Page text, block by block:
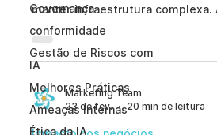
Governança
conformidade
Gestão de Riscos com
IA
Melhores Práticas
Ameaças Internas
Ética da IA
manter infraestrutura complexa.
SaaS, empresas substituem
assinaturas previsíveis, recebem
automáticas e ganham
seguras e escaláveis.
Marketing Team
23 de fev.
20 min de leitura